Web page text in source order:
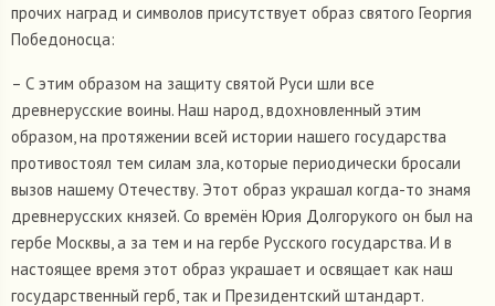
прочих наград и символов присутствует образ святого Георгия
Победоносца:
– С этим образом на защиту святой Руси шли все
древнерусские воины. Наш народ, вдохновленный этим
образом, на протяжении всей истории нашего государства
противостоял тем силам зла, которые периодически бросали
вызов нашему Отечеству. Этот образ украшал когда-то знамя
древнерусских князей. Со времён Юрия Долгорукого он был на
гербе Москвы, а за тем и на гербе Русского государства. И в
настоящее время этот образ украшает и освящает как наш
государственный герб, так и Президентский штандарт.